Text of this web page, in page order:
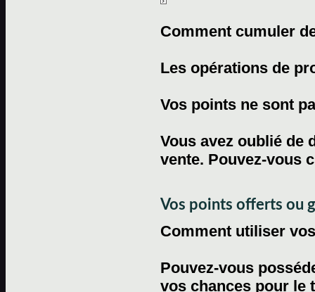
Comment cumuler
Les opérations de
Vos points ne sont
Vous avez oublié de
vente. Pouvez-vous
Vos points offerts ou
Comment utiliser
Pouvez-vous
vos chances pour le